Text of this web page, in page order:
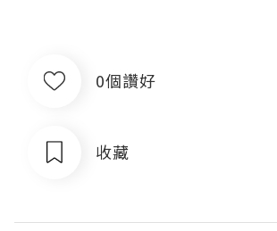
0個讚好
收藏